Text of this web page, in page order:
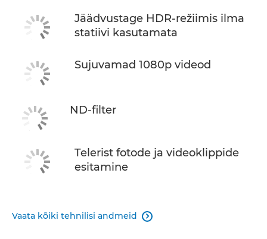
Jäädvustage HDR-režiimis ilma
statiivi kasutamata
Sujuvamad 1080p videod
ND-filter
Telerist fotode ja videoklippide
esitamine
Vaata kõiki tehnilisi andmeid 